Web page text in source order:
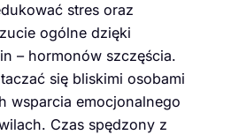
stres oraz
ogólne dzięki
– hormonów szczęścia.
się bliskimi osobami
wsparcia emocjonalnego
Czas spędzony z